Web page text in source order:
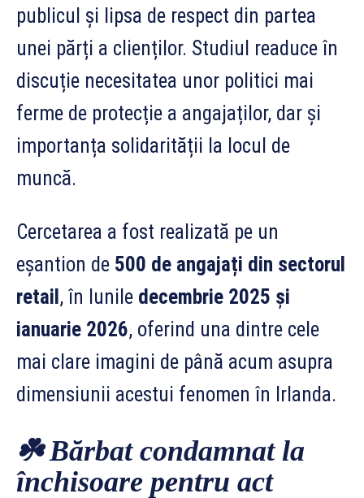
publicul și lipsa de respect din partea
unei părți a clienților. Studiul readuce în
discuție necesitatea unor politici mai
ferme de protecție a angajaților, dar și
importanța solidarității la locul de
muncă.
Cercetarea a fost realizată pe un
eșantion de 500 de angajați din sectorul
retail, în lunile decembrie 2025 și
ianuarie 2026, oferind una dintre cele
mai clare imagini de până acum asupra
dimensiunii acestui fenomen în Irlanda.
☘️ Bărbat condamnat la
închisoare pentru act